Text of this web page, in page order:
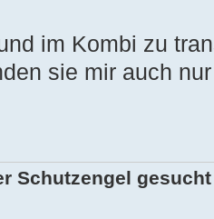
im Kombi zu
sie mir auch
Schutzengel